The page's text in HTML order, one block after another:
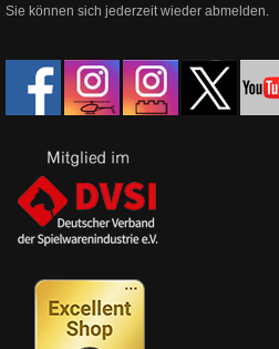
Sie können sich jederzeit wieder abmelden.